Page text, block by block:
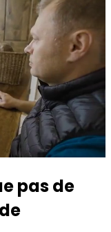
pas de